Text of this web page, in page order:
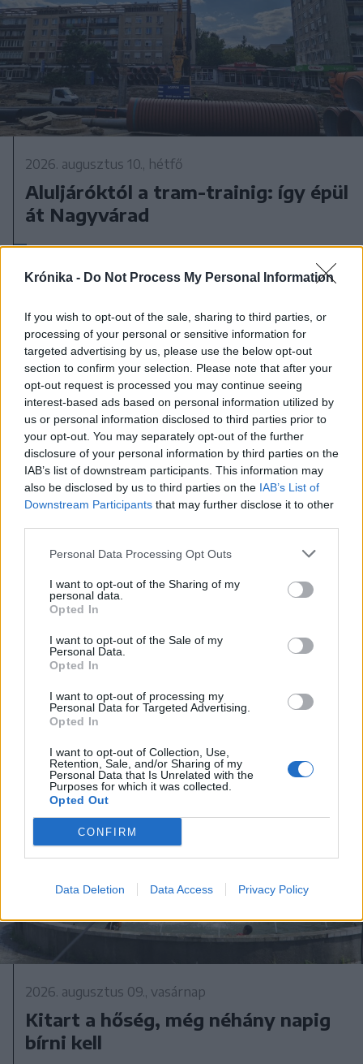
Krónika - Do Not Process My Personal Information
If you wish to opt-out of the sale, sharing to third parties, or
processing of your personal or sensitive information for
targeted advertising by us, please use the below opt-out
section to confirm your selection. Please note that after your
opt-out request is processed you may continue seeing
interest-based ads based on personal information utilized by
us or personal information disclosed to third parties prior to
your opt-out. You may separately opt-out of the further
disclosure of your personal information by third parties on the
IAB’s list of downstream participants. This information may
also be disclosed by us to third parties on the IAB’s List of
Downstream Participants that may further disclose it to other
Personal Data Processing Opt Outs
I want to opt-out of the Sharing of my
personal data.
Opted In
I want to opt-out of the Sale of my
Personal Data.
Opted In
I want to opt-out of processing my
Personal Data for Targeted Advertising.
Opted In
I want to opt-out of Collection, Use,
Retention, Sale, and/or Sharing of my
Personal Data that Is Unrelated with the
Purposes for which it was collected.
Opted Out
CONFIRM
Data Deletion Data Access Privacy Policy
2026. augusztus 10., hétfő
Aluljáróktól a tram-trainig: így épül
át Nagyvárad
2026. augusztus 09., vasárnap
Harminc fok felett: így tároljuk
gyógyszereinket nyáron
2026. augusztus 09., vasárnap
Kitart a hőség, még néhány napig
bírni kell